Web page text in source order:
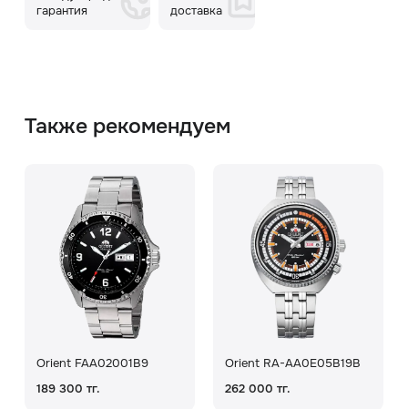
гарантия
доставка
Также рекомендуем
Orient FAA02001B9
189 300 тг.
Orient RA-AA0E05B19B
262 000 тг.